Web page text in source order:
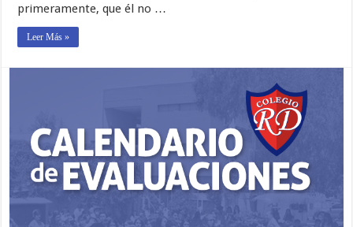
primeramente, que él no …
Leer Más »